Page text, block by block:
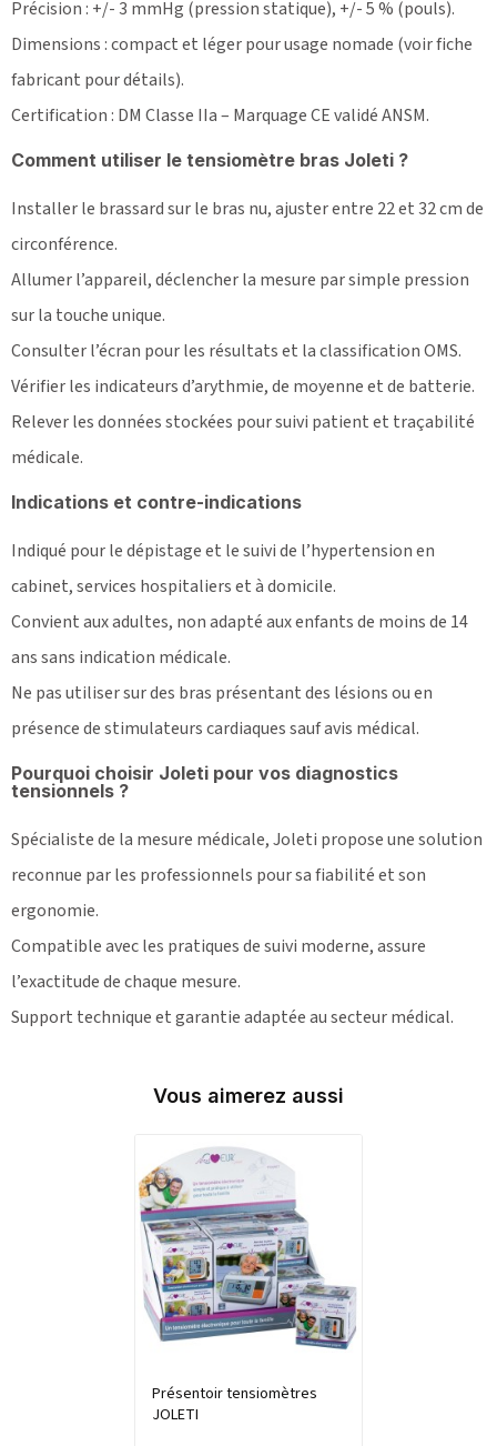
Précision : +/- 3 mmHg (pression statique), +/- 5 % (pouls).
Dimensions : compact et léger pour usage nomade (voir fiche
fabricant pour détails).
Certification : DM Classe IIa – Marquage CE validé ANSM.
Comment utiliser le tensiomètre bras Joleti ?
Installer le brassard sur le bras nu, ajuster entre 22 et 32 cm de
circonférence.
Allumer l’appareil, déclencher la mesure par simple pression
sur la touche unique.
Consulter l’écran pour les résultats et la classification OMS.
Vérifier les indicateurs d’arythmie, de moyenne et de batterie.
Relever les données stockées pour suivi patient et traçabilité
médicale.
Indications et contre-indications
Indiqué pour le dépistage et le suivi de l’hypertension en
cabinet, services hospitaliers et à domicile.
Convient aux adultes, non adapté aux enfants de moins de 14
ans sans indication médicale.
Ne pas utiliser sur des bras présentant des lésions ou en
présence de stimulateurs cardiaques sauf avis médical.
Pourquoi choisir Joleti pour vos diagnostics
tensionnels ?
Spécialiste de la mesure médicale, Joleti propose une solution
reconnue par les professionnels pour sa fiabilité et son
ergonomie.
Compatible avec les pratiques de suivi moderne, assure
l’exactitude de chaque mesure.
Support technique et garantie adaptée au secteur médical.
Vous aimerez aussi
Présentoir tensiomètres
JOLETI